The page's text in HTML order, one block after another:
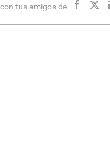
tus amigos de